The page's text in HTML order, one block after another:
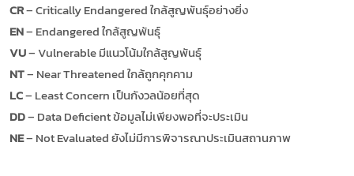
CR– Critically Endangered ใกล้สูญพันธุ์อย่างยิ่ง
EN– Endangered ใกล้สูญพันธุ์
VU– Vulnerable มีแนวโน้มใกล้สูญพันธุ์
NT– Near Threatened ใกล้ถูกคุกคาม
LC– Least Concern เป็นกังวลน้อยที่สุด
DD– Data Deficient ข้อมูลไม่เพียงพอที่จะประเมิน
NE– Not Evaluated ยังไม่มีการพิจารณาประเมินสถานภาพ